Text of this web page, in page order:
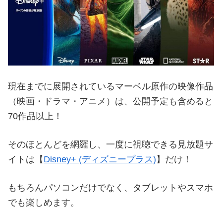
現在までに展開されているマーベル原作の映像作品
（映画・ドラマ・アニメ）は、公開予定も含めると
70作品以上！
そのほとんどを網羅し、一度に視聴できる見放題サ
イトは【 Disney+ (ディズニープラス) 】だけ！
もちろんパソコンだけでなく、タブレットやスマホ
でも楽しめます。